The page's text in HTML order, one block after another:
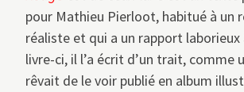
pour Mathieu Pierloot, habitué à un
réaliste et qui a un rapport laborieux
livre-ci, il l’a écrit d’un trait, comme
rêvait de le voir publié en album